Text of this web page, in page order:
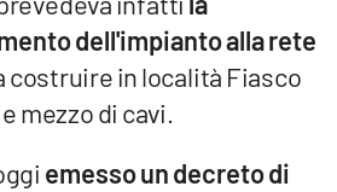
dell'impianto alla rete
costruire in località Fiasco
mezzo di cavi.
emesso un decreto di